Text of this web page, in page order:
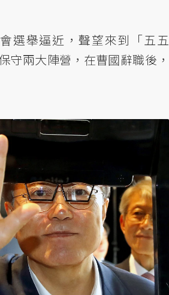
選舉逼近，聲望來到「五五
守兩大陣營，在曹國辭職後，